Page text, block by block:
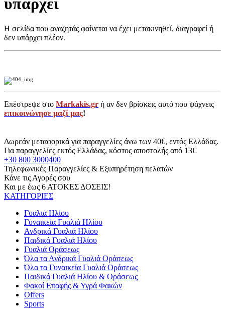
υπάρχει
Η σελίδα που αναζητάς φαίνεται να έχει μετακινηθεί, διαγραφεί ή
δεν υπάρχει πλέον.
Επέστρεψε στο Markakis.gr ή αν δεν βρίσκεις αυτό που ψάχνεις
επικοινώνησε μαζί μας!
Δωρεάν μεταφορικά για παραγγελίες άνω των 40€, εντός Ελλάδας.
Για παραγγελίες εκτός Ελλάδας, κόστος αποστολής από 13€
+30 800 3000400
Τηλεφωνικές Παραγγελίες & Εξυπηρέτηση πελατών
Κάνε τις Αγορές σου
Και με έως 6 ΑΤΟΚΕΣ ΔΟΣΕΙΣ!
ΚΑΤΗΓΟΡΙΕΣ
Γυαλιά Ηλίου
Γυναικεία Γυαλιά Ηλίου
Ανδρικά Γυαλιά Ηλίου
Παιδικά Γυαλιά Ηλίου
Γυαλιά Οράσεως
Όλα τα Ανδρικά Γυαλιά Οράσεως
Όλα τα Γυναικεία Γυαλιά Οράσεως
Παιδικά Γυαλιά Ηλίου & Οράσεως
Φακοί Επαφής & Υγρά Φακών
Offers
Sports